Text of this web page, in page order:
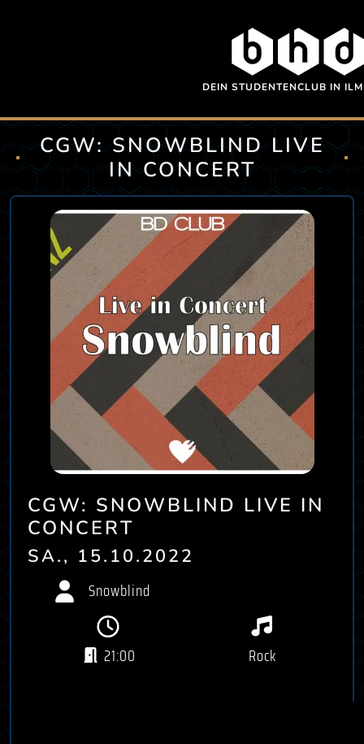
DEIN STUDENTENCLUB IN
CGW: SNOWBLIND LIVE
IN CONCERT
CGW: SNOWBLIND LIVE IN
CONCERT
SA., 15.10.2022
Snowblind
21:00 Rock